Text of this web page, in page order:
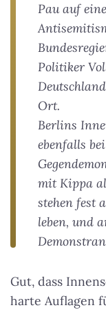
Pau auf
Politiker
Ort.
Berlins
ebenfalls
mit Kippa
stehen fest
leben, und
Gut, dass
harte Auflagen